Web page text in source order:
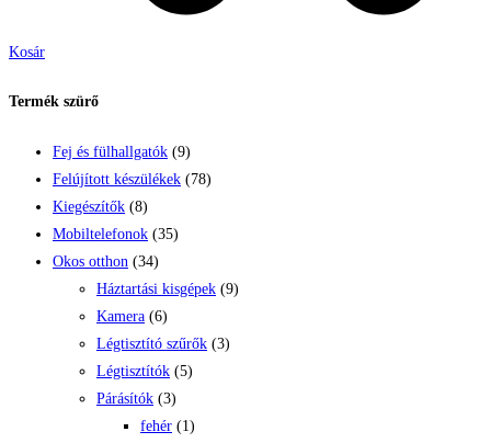
Kosár
Termék szürő
Fej és fülhallgatók (9)
Felújított készülékek (78)
Kiegészítők (8)
Mobiltelefonok (35)
Okos otthon (34)
Háztartási kisgépek (9)
Kamera (6)
Légtisztító szűrők (3)
Légtisztítók (5)
Párásítók (3)
fehér (1)